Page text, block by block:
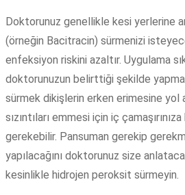
Doktorunuz genellikle kesi yerlerine
(örneğin Bacitracin) sürmenizi
enfeksiyon riskini azaltır. Uygulama
doktorunuzun belirttiği şekilde
sürmek dikişlerin erken erimesine yol
sızıntıları emmesi için iç
gerekebilir. Pansuman gerekip
yapılacağını doktorunuz size
kesinlikle hidrojen peroksit sürmeyin.